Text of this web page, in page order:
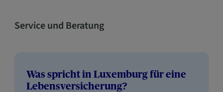
Service und Beratung
Was spricht in Luxemburg für eine
Lebensversicherung?